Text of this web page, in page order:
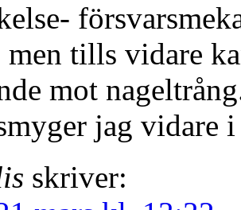
men tills vidare
mot
jag vidare
skriver: